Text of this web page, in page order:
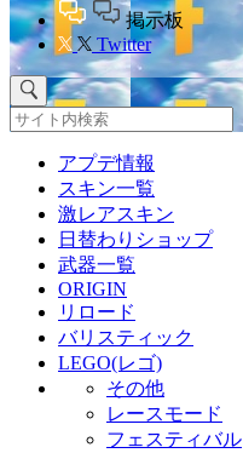
掲示板
Twitter
アプデ情報
スキン一覧
激レアスキン
日替わりショップ
武器一覧
ORIGIN
リロード
バリスティック
LEGO(レゴ)
その他
レースモード
フェスティバル